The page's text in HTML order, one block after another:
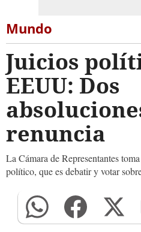
Mundo
Juicios
EEUU: Dos
renuncia
La Cámara de Representantes
político, que es debatir y votar